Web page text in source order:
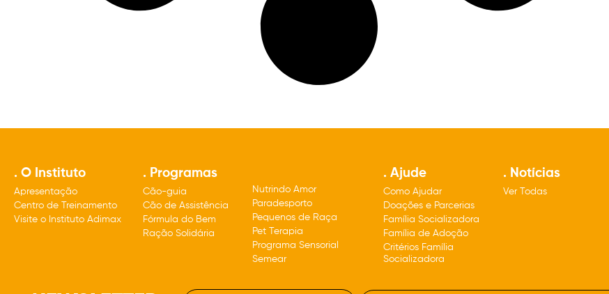
. O Instituto
Apresentação
Centro de Treinamento
Visite o Instituto Adimax
. Programas
Cão-guia
Cão de Assistência
Fórmula do Bem
Ração Solidária
Nutrindo Amor
Paradesporto
Pequenos de Raça
Pet Terapia
Programa Sensorial
Semear
. Ajude
Como Ajudar
Doações e Parcerias
Família Socializadora
Família de Adoção
Critérios Família
Socializadora
. Notícias
Ver Todas